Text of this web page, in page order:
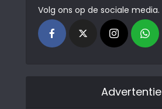
Volg ons op de sociale media.
Advertentie